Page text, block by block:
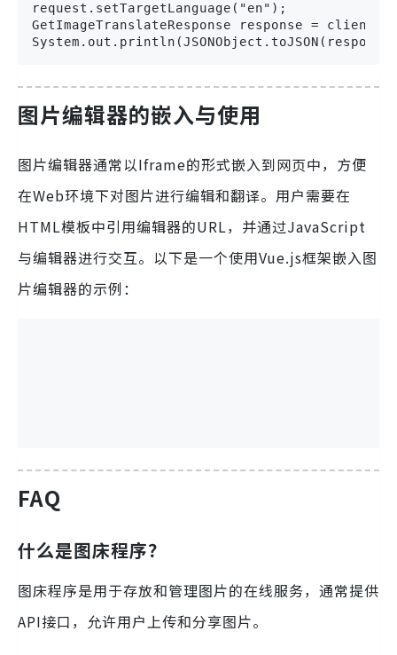
request.setTargetLanguage("en");
GetImageTranslateResponse response =
图片编辑器的嵌入与使用
图片编辑器通常以Iframe的形式嵌入到网页中，方便
在Web环境下对图片进行编辑和翻译。用户需要在
HTML模板中引用编辑器的URL，并通过JavaScript
与编辑器进行交互。以下是一个使用Vue.js框架嵌入图
片编辑器的示例：
FAQ
什么是图床程序？
图床程序是用于存放和管理图片的在线服务，通常提供
API接口，允许用户上传和分享图片。